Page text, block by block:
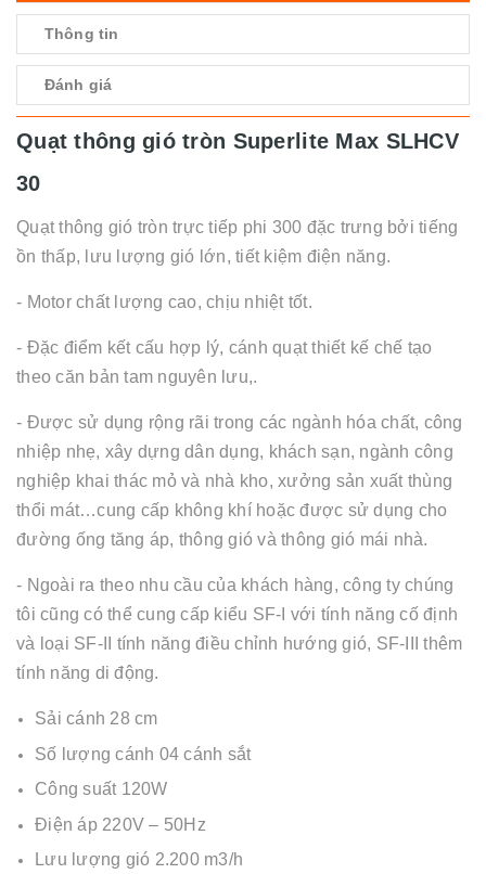
Thông tin
Đánh giá
Quạt thông gió tròn Superlite Max SLHCV
30
Quạt thông gió tròn trực tiếp phi 300 đặc trưng bởi tiếng
ồn thấp, lưu lượng gió lớn, tiết kiệm điện năng.
- Motor chất lượng cao, chịu nhiệt tốt.
- Đặc điểm kết cấu hợp lý, cánh quạt thiết kế chế tạo
theo căn bản tam nguyên lưu,.
- Được sử dụng rộng rãi trong các ngành hóa chất, công
nhiệp nhẹ, xây dựng dân dụng, khách sạn, ngành công
nghiệp khai thác mỏ và nhà kho, xưởng sản xuất thùng
thổi mát…cung cấp không khí hoặc được sử dụng cho
đường ống tăng áp, thông gió và thông gió mái nhà.
- Ngoài ra theo nhu cầu của khách hàng, công ty chúng
tôi cũng có thể cung cấp kiểu SF-I với tính năng cố định
và loại SF-II tính năng điều chỉnh hướng gió, SF-III thêm
tính năng di động.
Sải cánh 28 cm
Số lượng cánh 04 cánh sắt
Công suất 120W
Điện áp 220V – 50Hz
Lưu lượng gió 2.200 m3/h